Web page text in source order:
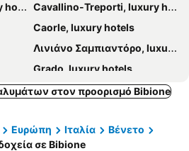
Cavallino-Treporti, luxury hotels
Caorle, luxury hotels
Λινιάνο Σαμπιαντόρο, luxury hotels
Grado, luxury hotels
Duino-Aurisina, luxury hotels
Pordenone, luxury hotels
στον προορισμό Bibione
Ευρώπη Ιταλία
Βένετο
σε Bibione